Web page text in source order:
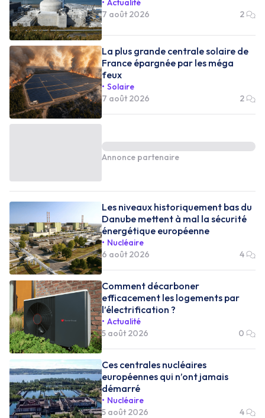
Actualité
7 août 2026
2
La plus grande centrale solaire de
France épargnée par les méga
feux
Solaire
7 août 2026
2
Annonce partenaire
Les niveaux historiquement bas du
Danube mettent à mal la sécurité
énergétique européenne
Nucléaire
6 août 2026
4
Comment décarboner
efficacement les logements par
l’électrification ?
Actualité
5 août 2026
0
Ces centrales nucléaires
européennes qui n’ont jamais
démarré
Nucléaire
5 août 2026
4